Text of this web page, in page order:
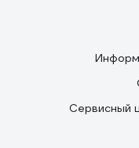
Сервисный